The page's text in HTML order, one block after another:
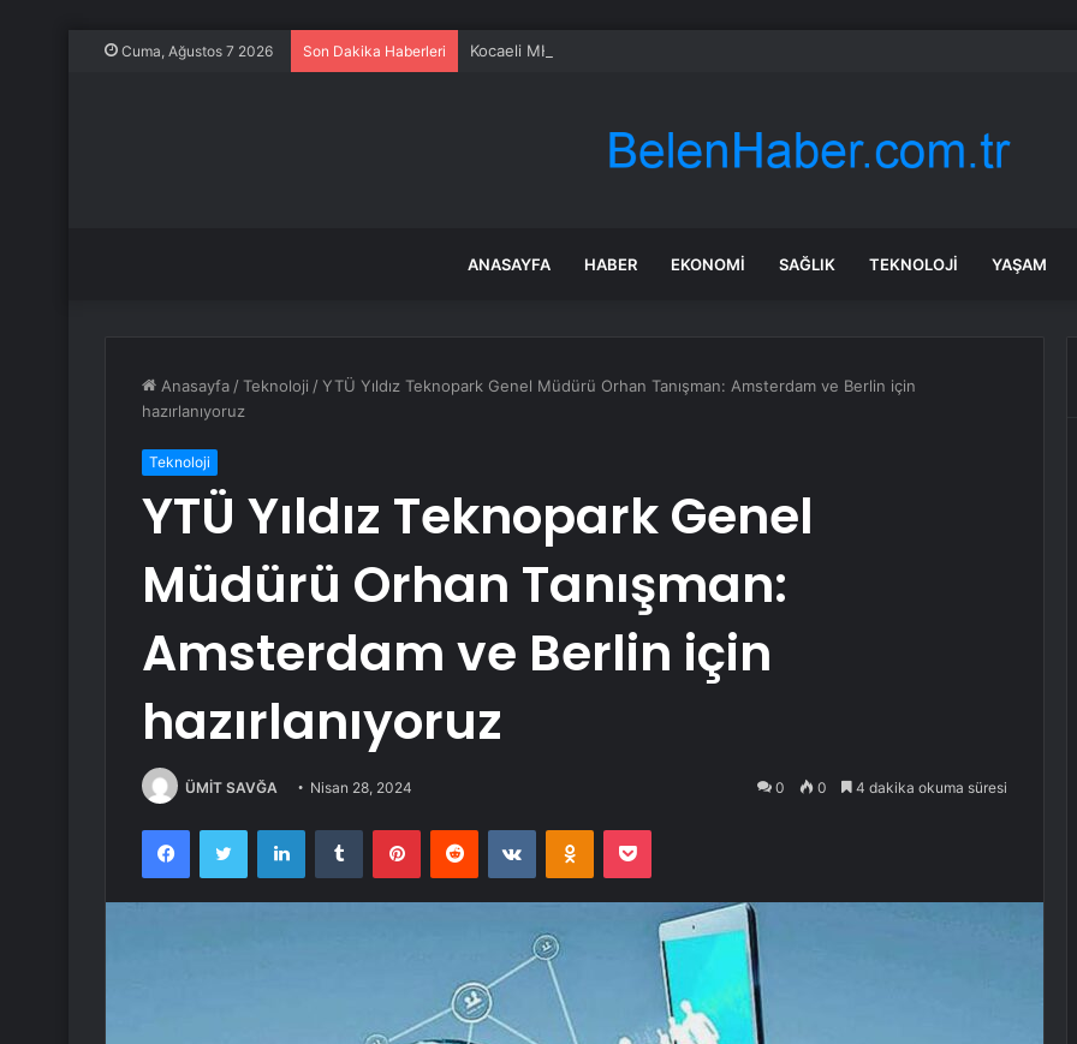
Cuma, Ağustos 7 2026 Son Dakika Haberleri Kocaeli MHP İl Başkan Yardımcısı Geylani Yenigün, ortağı tarafından vurularak
ANASAYFA HABER EKONOMI SAĞLIK TEKNOLOJI YAŞAM
Anasayfa /Teknoloji /YTÜ Yıldız Teknopark Genel Müdürü Orhan Tanışman: Amsterdam ve Berlin için
hazırlanıyoruz
Teknoloji
YTÜ Yıldız Teknopark Genel
Müdürü Orhan Tanışman:
Amsterdam ve Berlin için
hazırlanıyoruz
ÜMİT SAVĞA Nisan 28, 2024 0 0 4 dakika okuma süresi
FacebookTwitter LinkedInTumblr PinterestReddit VKontakteOdnoklassniki
Pocket